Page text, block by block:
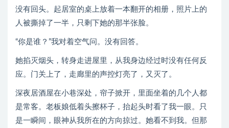
没有回头。起居室的桌上放着一本翻开的相册，照片上的
人被撕掉了一半，只剩下她的那半张脸。
“你是谁？”我对着空气问。没有回答。
她掐灭烟头，转身走进屋里，从我身边经过时没有任何反
应。门关上了，走廊里的声控灯亮了，又灭了。
深夜居酒屋在小巷深处，帘子掀开，里面坐着的几个人都
是常客。老板娘低着头擦杯子，抬起头时看了我一眼。只
是一瞬间，眼神从我所在的方向掠过。她看不到我。但那